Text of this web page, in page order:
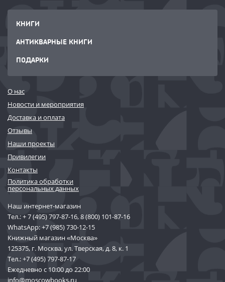
КНИГИ
АНТИКВАРНЫЕ КНИГИ
ПОДАРКИ
О нас
Новости и мероприятия
Доставка и оплата
Отзывы
Наши проекты
Привилегии
Контакты
Политика обработки
персональных данных
Наш интернет-магазин
Тел.:+ 7 (495) 797-87-16,8 (800) 101-87-16
WhatsApp:+7 (985) 730-12-15
Книжный магазин «Москва»
125375, г. Москва, ул. Тверская, д. 8, к. 1
Тел.:+7 (495) 797-87-17
Ежедневно с 10:00 до 22:00
info@moscowbooks.ru